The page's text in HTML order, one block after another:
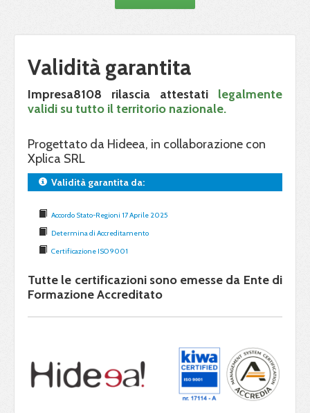
Validità garantita
Impresa8108 rilascia attestati legalmente
validi su tutto il territorio nazionale.
Progettato da Hideea, in collaborazione con
Xplica SRL
Validità garantita da:
Accordo Stato-Regioni 17 Aprile 2025
Determina di Accreditamento
Certificazione ISO 9001
Tutte le certificazioni sono emesse da Ente di
Formazione Accreditato